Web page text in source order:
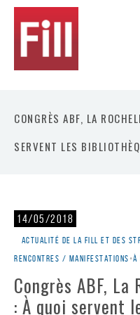
CONGRÈS ABF, LA
SERVENT LES
14/05/2018
Actualité de la Fill et des
rencontres / manifestations •
Congrès ABF,
: À quoi servent